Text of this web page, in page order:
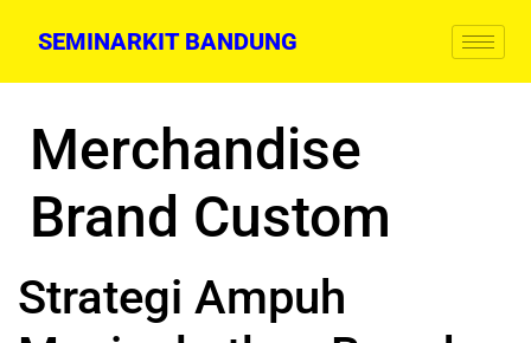
SEMINARKIT BANDUNG
Merchandise
Brand Custom
Strategi Ampuh